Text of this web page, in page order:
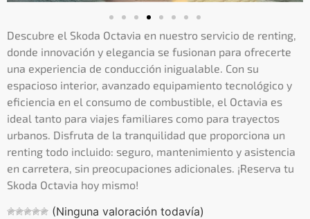
Descubre el Skoda Octavia en nuestro servicio de renting,
donde innovación y elegancia se fusionan para ofrecerte
una experiencia de conducción inigualable. Con su
espacioso interior, avanzado equipamiento tecnológico y
eficiencia en el consumo de combustible, el Octavia es
ideal tanto para viajes familiares como para trayectos
urbanos. Disfruta de la tranquilidad que proporciona un
renting todo incluido: seguro, mantenimiento y asistencia
en carretera, sin preocupaciones adicionales. ¡Reserva tu
Skoda Octavia hoy mismo!
(Ninguna valoración todavía)